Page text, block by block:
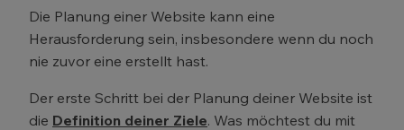
Die Planung einer Website kann eine
Herausforderung sein, insbesondere wenn du noch
nie zuvor eine erstellt hast.
Der erste Schritt bei der Planung deiner Website ist
die Definition deiner Ziele. Was möchtest du mit